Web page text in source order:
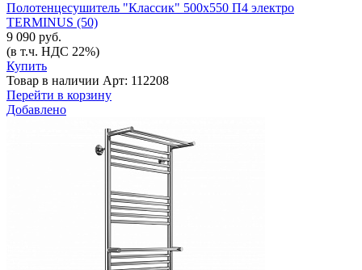
Полотенцесушитель "Классик" 500х550 П4 электро
TERMINUS (50)
9 090 руб.
(в т.ч. НДС 22%)
Купить
Товар в наличии Арт: 112208
Перейти в корзину
Добавлено